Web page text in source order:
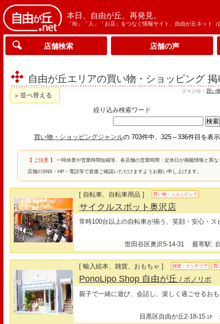
本日、自由が丘、再発見。
「街」「人」「お店」をつなぐ情報サイト、自由が丘ネット（
店舗検索 店舗の声
自由が丘エリアの買い物・ショッピング
ジャンル： 買い
並べ替える
絞り込み検索ワード
買い物・ショッピングジャンルの 703件中、325～336件目を表
【 ご注意 】 一時休業や営業時間短縮等、各店舗の営業時間・定休日が掲載情報と異
店舗のSNS・HP・電話等で直接ご確認いただけますようお願い申し上げます。
[ 自転車、自転車用品 ] 買い物・ショッピング
サイクルスポット奥沢店
常時100台以上の自転車が揃う、笑顔・安心・ス
世田谷区奥沢5-14-31 最寄駅:
[ 輸入絵本、雑貨、おもちゃ ] 雑貨・インテリア 買
PonoLipo Shop 自由が丘/ ポノリポ
親子で一緒に遊び、会話し、楽しく過ごせるお
目黒区自由が丘2-18-15 1F